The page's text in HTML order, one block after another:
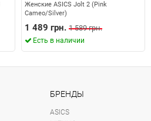
Женские ASICS Jolt 2 (Pink
Cameo/Silver)
1 489 грн. 1 589 грн.
Есть в наличии
БРЕНДЫ
ASICS